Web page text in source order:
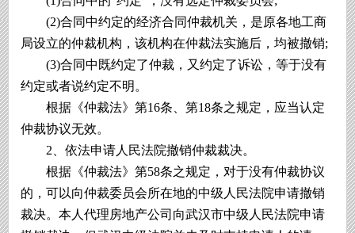
(2)合同中约定的经济合同仲裁机关，是原各地工商
局设立的仲裁机构，该机构在仲裁法实施后，均被撤销;
(3)合同中既约定了仲裁，又约定了诉讼，等于没有
约定或者说约定不明。
根据《仲裁法》第16条、第18条之规定，应当认定
仲裁协议无效。
2、依法申请人民法院撤销仲裁裁决。
根据《仲裁法》第58条之规定，对于没有仲裁协议
的，可以向仲裁委员会所在地的中级人民法院申请撤销
裁决。本人代理房地产公司向武汉市中级人民法院申请